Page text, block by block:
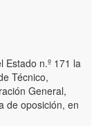
Estado n.º 171 la
Técnico,
General,
de oposición, en